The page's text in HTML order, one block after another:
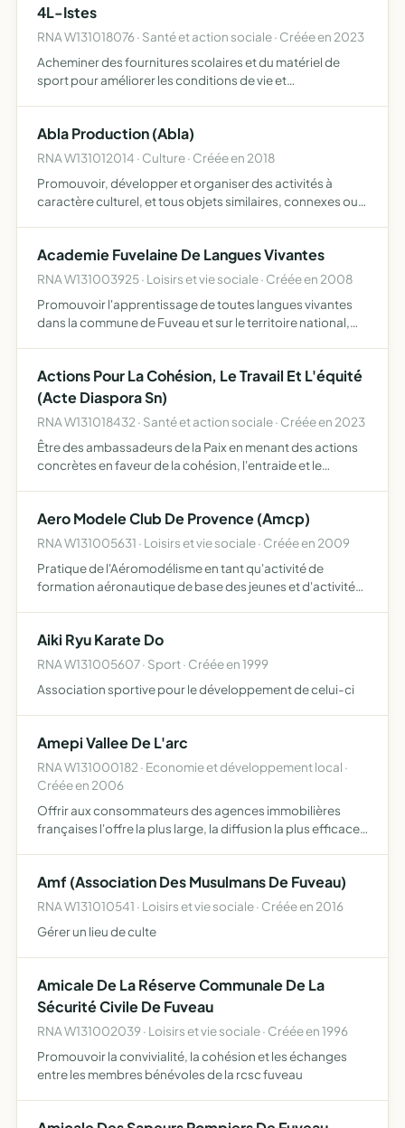
Trophy
4L-Istes
RNA W131018076 · Santé et action sociale · Créée en 2023
Acheminer des fournitures scolaires et du matériel de
sport pour améliorer les conditions de vie et
rally raid huma…
Abla Production (Abla)
RNA W131012014 · Culture · Créée en 2018
Promouvoir, développer et organiser des activités à
caractère culturel, et tous objets similaires, connexes ou
Academie Fuvelaine De Langues Vivantes
RNA W131003925 · Loisirs et vie sociale · Créée en 2008
Promouvoir l'apprentissage de toutes langues vivantes
dans la commune de Fuveau et sur le territoire national,
moyen fa…
Actions Pour La Cohésion, Le Travail Et L'équité
(Acte Diaspora Sn)
RNA W131018432 · Santé et action sociale · Créée en 2023
Être des ambassadeurs de la Paix en menant des actions
concrètes en faveur de la cohésion, l'entraide et le
des jeu…
Aero Modele Club De Provence (Amcp)
RNA W131005631 · Loisirs et vie sociale · Créée en 2009
Pratique de l'Aéromodélisme en tant qu'activité de
formation aéronautique de base des jeunes et d'activité
manifestations …
Aiki Ryu Karate Do
RNA W131005607 · Sport · Créée en 1999
Association sportive pour le développement de celui-ci
Amepi Vallee De L'arc
RNA W131000182 · Economie et développement local ·
Créée en 2006
Offrir aux consommateurs des agences immobilières
françaises l'offre la plus large, la diffusion la plus efficace
Amf (Association Des Musulmans De Fuveau)
RNA W131010541 · Loisirs et vie sociale · Créée en 2016
Gérer un lieu de culte
Amicale De La Réserve Communale De La
Sécurité Civile De Fuveau
RNA W131002039 · Loisirs et vie sociale · Créée en 1996
Promouvoir la convivialité, la cohésion et les échanges
entre les membres bénévoles de la rcsc fuveau